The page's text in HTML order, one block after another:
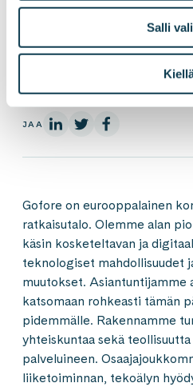
Salli
parhaaksi ja Euroopan
työpaikaksi Great Place to
tutkimuksessa. Lisätietoa:
JAA LinkedInissä
X:ssäFacebookissa
Gofore on eurooppalainen
ratkaisutalo. Olemme alan
käsin kosketeltavan ja
teknologiset mahdollisuudet
muutokset. Asiantuntijamme
katsomaan rohkeasti tämän
pidemmälle. Rakennamme
yhteiskuntaa sekä
palveluineen.
liiketoiminnan, tekoälyn